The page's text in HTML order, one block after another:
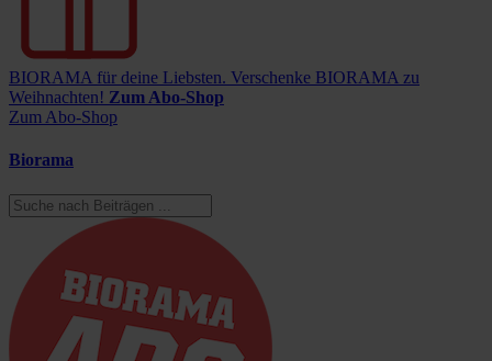
BIORAMA für deine Liebsten. Verschenke BIORAMA zu
Weihnachten! Zum Abo-Shop
Zum Abo-Shop
Biorama